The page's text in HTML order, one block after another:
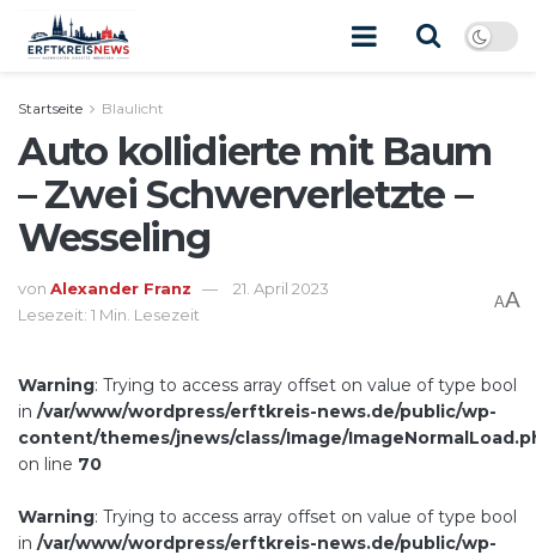
Startseite Blaulicht
Auto kollidierte mit Baum
– Zwei Schwerverletzte –
Wesseling
von Alexander Franz
21. April 2023
Lesezeit: 1 Min. Lesezeit
AA
Warning: Trying to access array offset on value of type bool
in /var/www/wordpress/erftkreis-news.de/public/wp-
content/themes/jnews/class/Image/
on line 70
Warning: Trying to access array offset on value of type bool
in /var/www/wordpress/erftkreis-news.de/public/wp-